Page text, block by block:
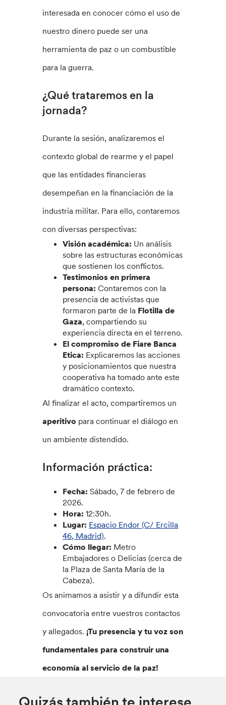
interesada en conocer cómo el uso de
nuestro dinero puede ser una
herramienta de paz o un combustible
para la guerra.
¿Qué trataremos en la
jornada?
Durante la sesión, analizaremos el
contexto global de rearme y el papel
que las entidades financieras
desempeñan en la financiación de la
industria militar. Para ello, contaremos
con diversas perspectivas:
Visión académica: Un análisis
sobre las estructuras económicas
que sostienen los conflictos.
Testimonios en primera
persona: Contaremos con la
presencia de activistas que
formaron parte de la Flotilla de
Gaza, compartiendo su
experiencia directa en el terreno.
El compromiso de Fiare Banca
Etica: Explicaremos las acciones
y posicionamientos que nuestra
cooperativa ha tomado ante este
dramático contexto.
Al finalizar el acto, compartiremos un
aperitivo para continuar el diálogo en
un ambiente distendido.
Información práctica:
Fecha: Sábado, 7 de febrero de
2026.
Hora: 12:30h.
Lugar: Espacio Endor (C/ Ercilla
46, Madrid).
Cómo llegar: Metro
Embajadores o Delicias (cerca de
la Plaza de Santa María de la
Cabeza).
Os animamos a asistir y a difundir esta
convocatoria entre vuestros contactos
y allegados.¡Tu presencia y tu voz son
fundamentales para construir una
economía al servicio de la paz!